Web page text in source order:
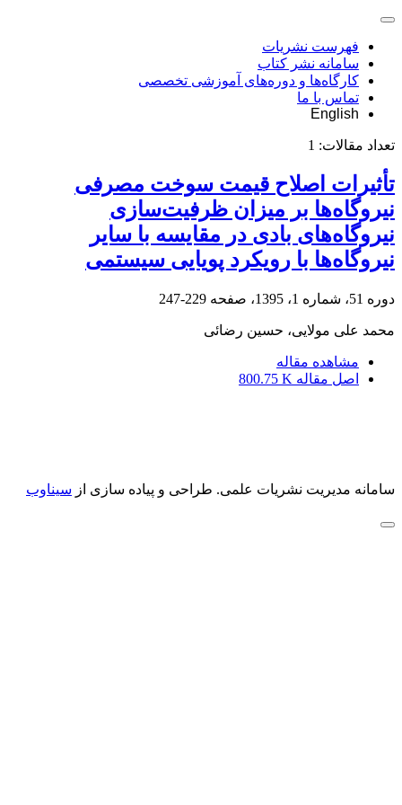
فهرست نشریات
سامانه نشر کتاب
کارگاه‌ها و دوره‌های آموزشی تخصصی
تماس با ما
English
تعداد مقالات: 1
تأثیرات اصلاح قیمت سوخت مصرفی
نیروگاه‌ها بر میزان ظرفیت‌سازی
نیروگاه‌های بادی در مقایسه با سایر
نیروگاه‌ها با رویکرد پویایی سیستمی
دوره 51، شماره 1، 1395، صفحه 229-247
محمد علی مولایی، حسین رضائی
مشاهده مقاله
اصل مقاله 800.75 K
سامانه مدیریت نشریات علمی. طراحی و پیاده سازی از سیناوب